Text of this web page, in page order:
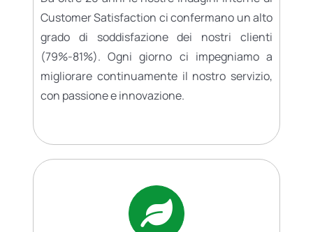
Customer Satisfaction ci confermano un alto
grado di soddisfazione dei nostri clienti
(79%-81%). Ogni giorno ci impegniamo a
migliorare continuamente il nostro servizio,
con passione e innovazione.